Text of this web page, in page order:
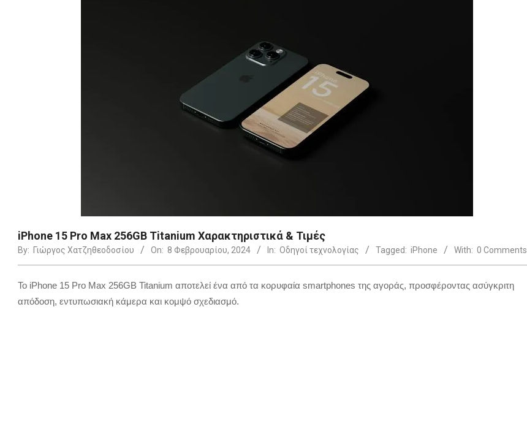
iPhone 15 Pro Max 256GB Titanium Χαρακτηριστικά & Τιμές
By: Γιώργος Χατζηθεοδοσίου On: 8 Φεβρουαρίου, 2024 In: Οδηγοί τεχνολογίας Tagged: iPhone With: 0 Comments
Το iPhone 15 Pro Max 256GB Titanium αποτελεί ένα από τα κορυφαία smartphones της αγοράς, προσφέροντας ασύγκριτη
απόδοση, εντυπωσιακή κάμερα και κομψό σχεδιασμό.